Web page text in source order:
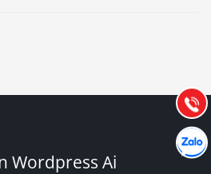
Wordpress Ai
Gọi
(028) 22.166.144
Chát
Tư vấn